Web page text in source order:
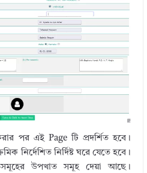
পর এই Page টি প্রদর্শিত হবে।
নির্দেশিত নির্দিষ্ট ঘরে যেতে হবে।
উপখাত সমূহ দেয়া আছে।